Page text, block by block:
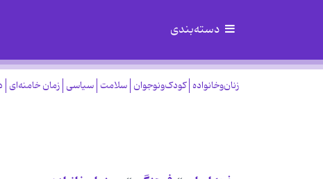
دسته‌بندی
زنان‌وخانواده کودک‌ونوجوان سلامت سیاسی زمان خامنه‌ای